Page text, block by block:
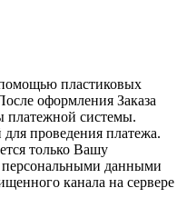
пластиковых
оформления Заказа
платежной системы.
проведения платежа.
только Вашу
персональными данными
канала на сервере